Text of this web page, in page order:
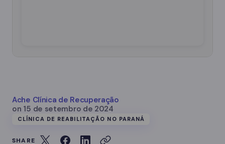
Ache Clínica de Recuperação
on 15 de setembro de 2024
CLÍNICA DE REABILITAÇÃO NO PARANÁ
SHARE